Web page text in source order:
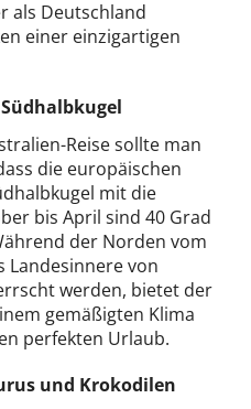
als Deutschland
einer einzigartigen
Reise sollte man
die europäischen
mit die
bis April sind 40 Grad
der Norden vom
Landesinnere von
werden, bietet der
gemäßigten Klima
perfekten Urlaub.
und Krokodilen